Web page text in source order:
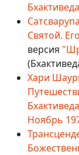
Святой.
версия
Хари
Ноябрь